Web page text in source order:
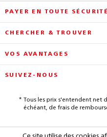
PAYER EN TOUTE SÉCURITÉ
CHERCHER & TROUVER
VOS AVANTAGES
SUIVEZ-NOUS
* Tous les prix s'entendent net
échéant, de frais de